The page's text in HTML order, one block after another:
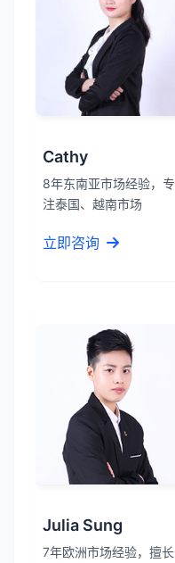
Cathy
8年东南亚市场经验，专
注泰国、越南市场
立即咨询
Julia Sung
7年欧洲市场经验，擅长